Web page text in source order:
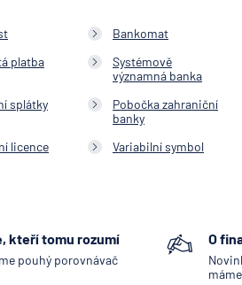
Bankomat
platba
Systémově
významná banka
splátky
Pobočka zahraniční
banky
licence
Variabilní symbol
kteří tomu rozumí
pouhý porovnávač
O